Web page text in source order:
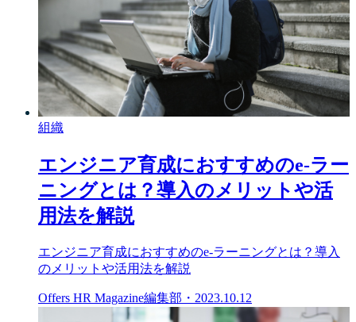
組織
エンジニア育成におすすめのe-ラー
ニングとは？導入のメリットや活
用法を解説
エンジニア育成におすすめのe-ラーニングとは？導入
のメリットや活用法を解説
Offers HR Magazine編集部 ・ 2023.10.12